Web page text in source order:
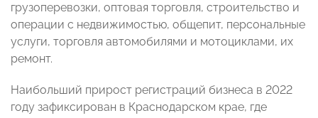
грузоперевозки, оптовая торговля, строительство и
операции с недвижимостью, общепит, персональные
услуги, торговля автомобилями и мотоциклами, их
ремонт.
Наибольший прирост регистраций бизнеса в 2022
году зафиксирован в Краснодарском крае, где